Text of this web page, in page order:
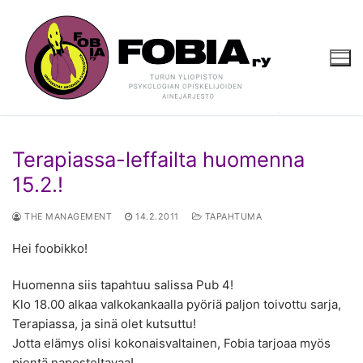
sisältöön
Terapiassa-leffailta huomenna
15.2.!
THE MANAGEMENT 14.2.2011 TAPAHTUMA
Hei foobikko!
Huomenna siis tapahtuu salissa Pub 4!
Klo 18.00 alkaa valkokankaalla pyöriä paljon toivottu sarja,
Terapiassa, ja sinä olet kutsuttu!
Jotta elämys olisi kokonaisvaltainen, Fobia tarjoaa myös